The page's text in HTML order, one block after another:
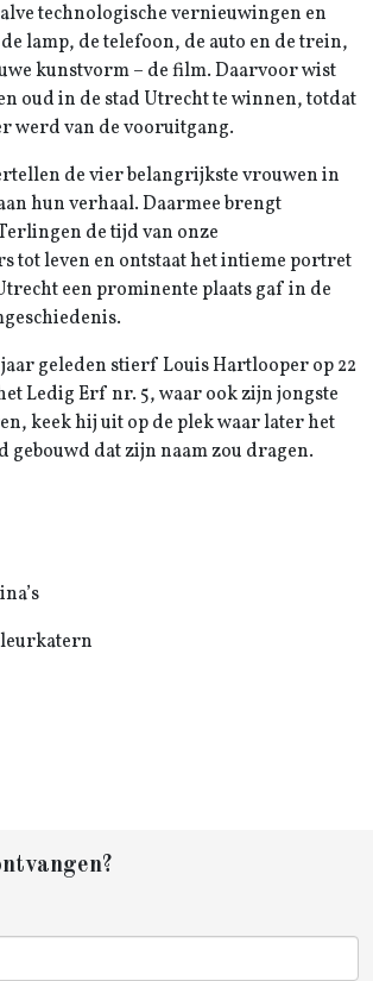
technologische vernieuwingen en
lamp, de telefoon, de auto en de trein,
kunstvorm – de film. Daarvoor wist
oud in de stad Utrecht te winnen, totdat
werd van de vooruitgang.
de vier belangrijkste vrouwen in
hun verhaal. Daarmee brengt
de tijd van onze
tot leven en ontstaat het intieme portret
een prominente plaats gaf in de
geleden stierf Louis Hartlooper op 22
Ledig Erf nr. 5, waar ook zijn jongste
keek hij uit op de plek waar later het
gebouwd dat zijn naam zou dragen.